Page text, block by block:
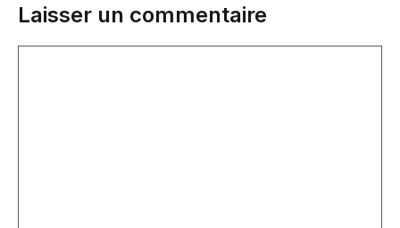
Laisser un commentaire